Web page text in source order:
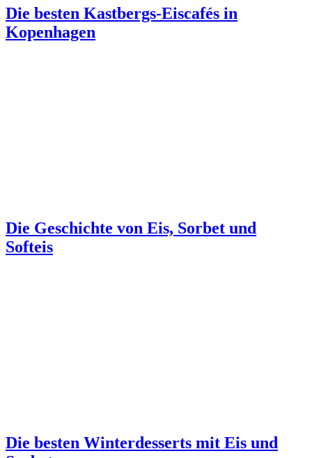
Die besten Kastbergs-Eiscafés in
Kopenhagen
Die Geschichte von Eis, Sorbet und
Softeis
Die besten Winterdesserts mit Eis und